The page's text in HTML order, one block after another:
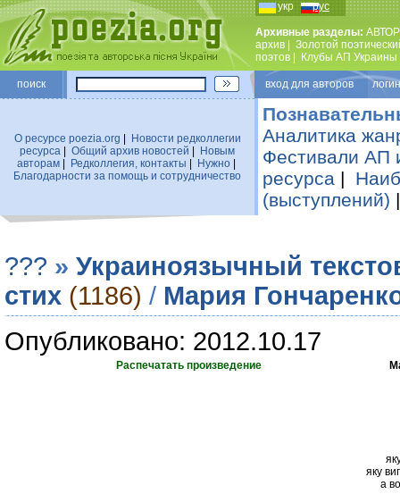
укр рус
Архивные разделы:
архив
Золотой
поэтов
Клубы АП Украины
поиск вход для авторов
О ресурсе poezia.org
Новости редколлегии
ресурса
Общий архив новостей
Новым
авторам| Редколлегия, контакты Нужно|
Благодарности за помощь и сотрудничество
Аналитика
Фестивали АП
ресурса |
(выступлений)
??? » Украиноязычный
стих (1186) / Мария
Опубликовано: 2012.10.17
Распечатать произведение
яку
а